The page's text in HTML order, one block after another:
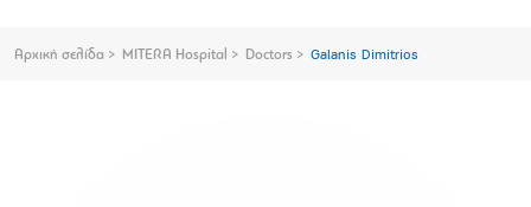
Αρχική σελίδα MITERA Hospital Doctors Galanis Dimitrios